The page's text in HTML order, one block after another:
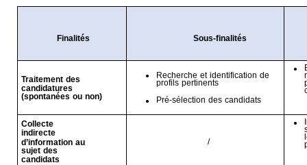
Finalités Sous-finalités
Traitement des
candidatures
(spontanées ou non)
•
•
Recherche et identification de
profils pertinents
Pré-sélection des candidats
•
Collecte
indirecte
d’information au
sujet des
candidats
/
•